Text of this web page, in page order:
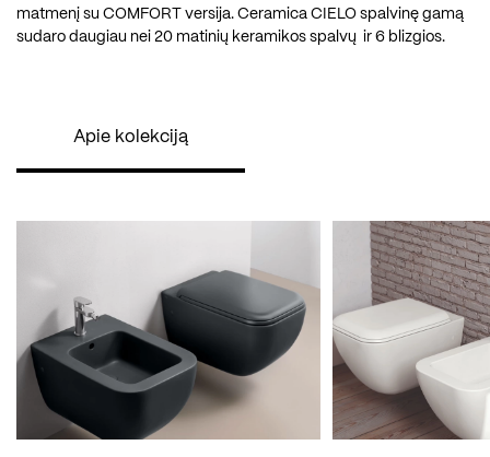
matmenį su COMFORT versija. Ceramica CIELO spalvinę gamą
sudaro daugiau nei 20 matinių keramikos spalvų ir 6 blizgios.
Apie kolekciją